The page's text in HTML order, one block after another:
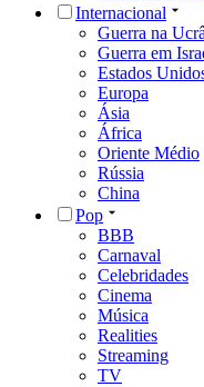
Internacional
Guerra na
Guerra em
Estados
Europa
Ásia
África
Oriente Médio
Rússia
China
Pop
BBB
Carnaval
Celebridades
Cinema
Música
Realities
Streaming
TV